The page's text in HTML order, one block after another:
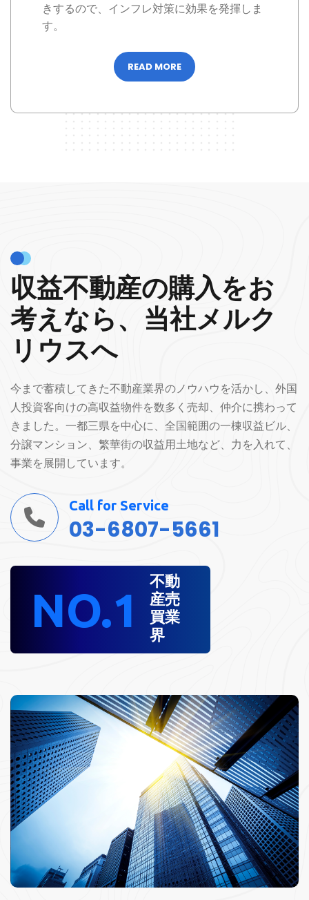
きするので、インフレ対策に効果を発揮しま
す。
READ MORE
収益不動産の購入をお
考えなら、当社メルク
リウスへ
今まで蓄積してきた不動産業界のノウハウを活かし、外国
人投資客向けの高収益物件を数多く売却、仲介に携わって
きました。一都三県を中心に、全国範囲の一棟収益ビル、
分譲マンション、繁華街の収益用土地など、力を入れて、
事業を展開しています。
Call for Service
03-6807-5661
NO.1
不動
産売
買業
界